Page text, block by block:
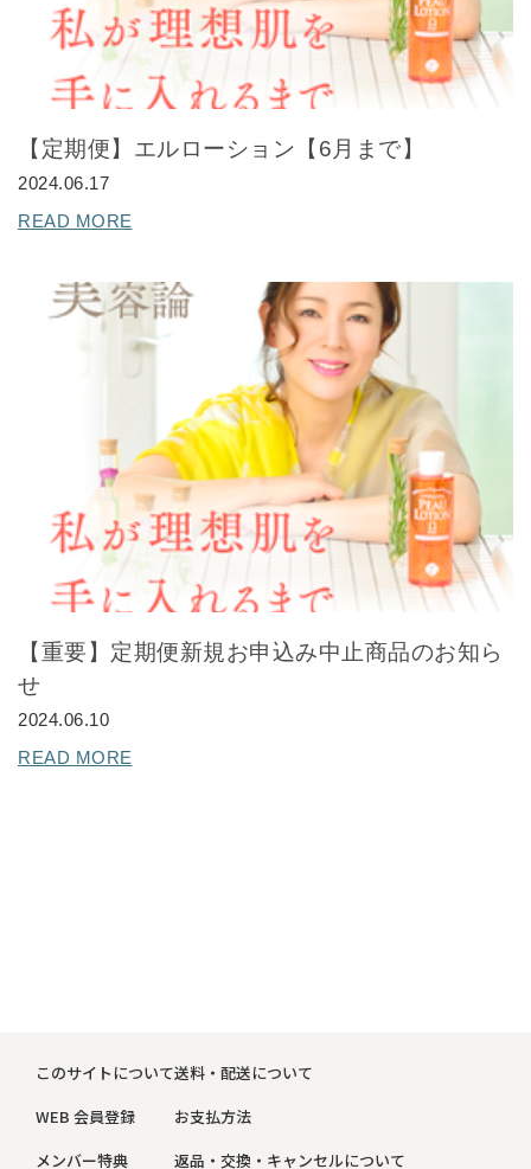
【定期便】エルローション【6月まで】
2024.06.17
READ MORE
【重要】定期便新規お申込み中止商品のお知ら
せ
2024.06.10
READ MORE
このサイトについて
WEB 会員登録
メンバー特典
送料・配送について
お支払方法
返品・交換・キャンセルについて